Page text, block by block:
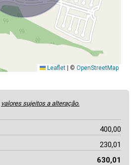
Leaflet | © OpenStreetMap
valores sujeitos a alteração.
400,00
230,01
630,01